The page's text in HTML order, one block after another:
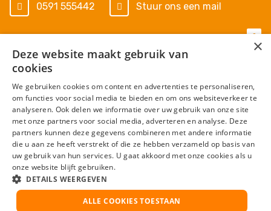
0591 555442 Stuur ons een mail
Privacy Statement
Cookies
Disclaimer
Ervaringen
> Uitbetaalkalender
×
Deze website maakt gebruik van
cookies
We gebruiken cookies om content en advertenties te personaliseren,
om functies voor social media te bieden en om ons websiteverkeer te
analyseren. Ook delen we informatie over uw gebruik van onze site
met onze partners voor social media, adverteren en analyse. Deze
partners kunnen deze gegevens combineren met andere informatie
die u aan ze heeft verstrekt of die ze hebben verzameld op basis van
uw gebruik van hun services. U gaat akkoord met onze cookies als u
onze website blijft gebruiken.
DETAILS WEERGEVEN
ALLE COOKIES TOESTAAN